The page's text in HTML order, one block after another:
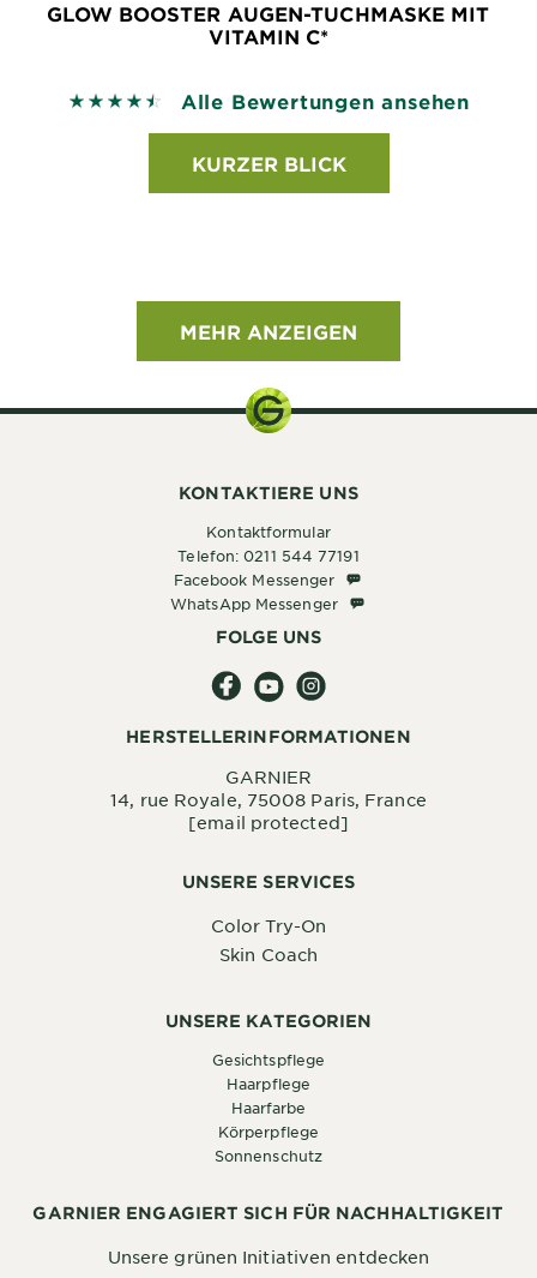
GLOW BOOSTER AUGEN-TUCHMASKE MIT
VITAMIN C*
4.5275 out of 5 stars based on reviews
Alle Bewertungen ansehen
KURZER BLICK
MEHR ANZEIGEN
UNSERE SERVICES
Color Try-On
Skin Coach
UNSERE KATEGORIEN
Gesichtspflege
Haarpflege
Haarfarbe
Körperpflege
Sonnenschutz
GARNIER ENGAGIERT SICH FÜR NACHHALTIGKEIT
Unsere grünen Initiativen entdecken
KONTAKTIERE UNS
Kontaktformular
Telefon: 0211 544 77191
Facebook Messenger Facebook Messenger
WhatsApp MessengerWhatsApp Messenger
FOLGE UNS
HERSTELLERINFORMATIONEN
GARNIER
14, rue Royale, 75008 Paris, France
[email protected]